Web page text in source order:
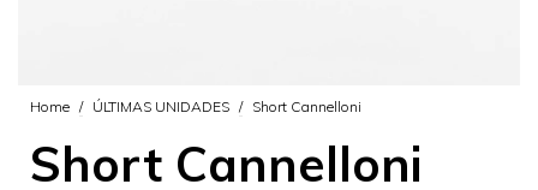
Home / ÚLTIMAS UNIDADES / Short Cannelloni
Short Cannelloni